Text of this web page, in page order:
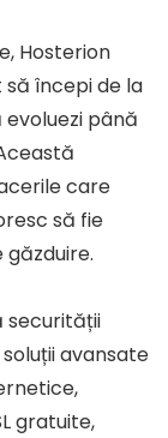
Hosterion
începi de la
până
care
să fie
securității
avansate
gratuite,